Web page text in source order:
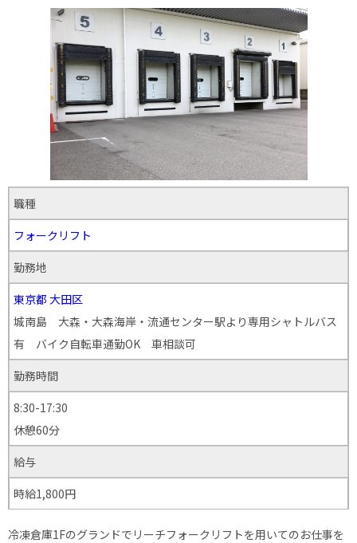
職種
フォークリフト
勤務地
東京都 大田区
城南島 大森・大森海岸・流通センター駅より専用シャトルバス
有 バイク自転車通勤OK 車相談可
勤務時間
8:30-17:30
休憩60分
給与
時給1,800円
冷凍倉庫1Fのグランドでリーチフォークリフトを用いてのお仕事を